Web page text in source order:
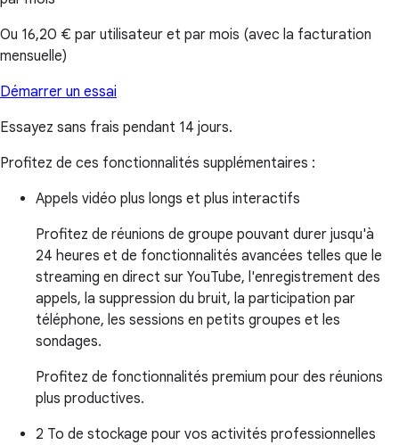
Ou 16,20 € par utilisateur et par mois (avec la facturation
mensuelle)
Démarrer un essai
Essayez sans frais pendant 14 jours.
Profitez de ces fonctionnalités supplémentaires :
Appels vidéo plus longs et plus interactifs
Profitez de réunions de groupe pouvant durer jusqu'à
24 heures et de fonctionnalités avancées telles que le
streaming en direct sur YouTube, l'enregistrement des
appels, la suppression du bruit, la participation par
téléphone, les sessions en petits groupes et les
sondages.
Profitez de fonctionnalités premium pour des réunions
plus productives.
2 To de stockage pour vos activités professionnelles